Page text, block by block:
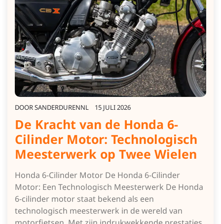
DOORSANDERDURENNL 15 JULI 2026
De Kracht van de Honda 6-
Cilinder Motor: Technologisch
Meesterwerk op Twee Wielen
Honda 6-Cilinder Motor De Honda 6-Cilinder
Motor: Een Technologisch Meesterwerk De Honda
6-cilinder motor staat bekend als een
technologisch meesterwerk in de wereld van